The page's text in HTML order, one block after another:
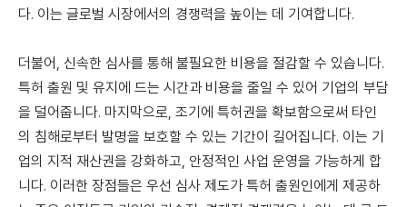
다. 이는 글로벌 시장에서의 경쟁력을 높이는 데 기여합니다.
더불어, 신속한 심사를 통해 불필요한 비용을 절감할 수 있습니다.
특허 출원 및 유지에 드는 시간과 비용을 줄일 수 있어 기업의 부담
을 덜어줍니다. 마지막으로, 조기에 특허권을 확보함으로써 타인
의 침해로부터 발명을 보호할 수 있는 기간이 길어집니다. 이는 기
업의 지적 재산권을 강화하고, 안정적인 사업 운영을 가능하게 합
니다. 이러한 장점들은 우선 심사 제도가 특허 출원인에게 제공하